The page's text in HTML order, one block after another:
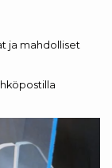
ja mahdolliset